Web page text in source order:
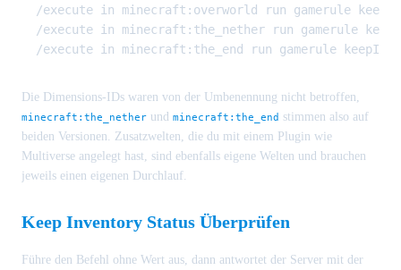
/execute in minecraft:overworld run gamerule
/execute in minecraft:the_nether run gamerule
Die Dimensions-IDs waren von der Umbenennung nicht betroffen,
minecraft:the_nether und minecraft:the_end stimmen also auf
beiden Versionen. Zusatzwelten, die du mit einem Plugin wie
Multiverse angelegt hast, sind ebenfalls eigene Welten und brauchen
jeweils einen eigenen Durchlauf.
Keep Inventory Status Überprüfen
Führe den Befehl ohne Wert aus, dann antwortet der Server mit der